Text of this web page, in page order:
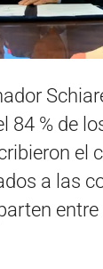
84 % de
el
a las